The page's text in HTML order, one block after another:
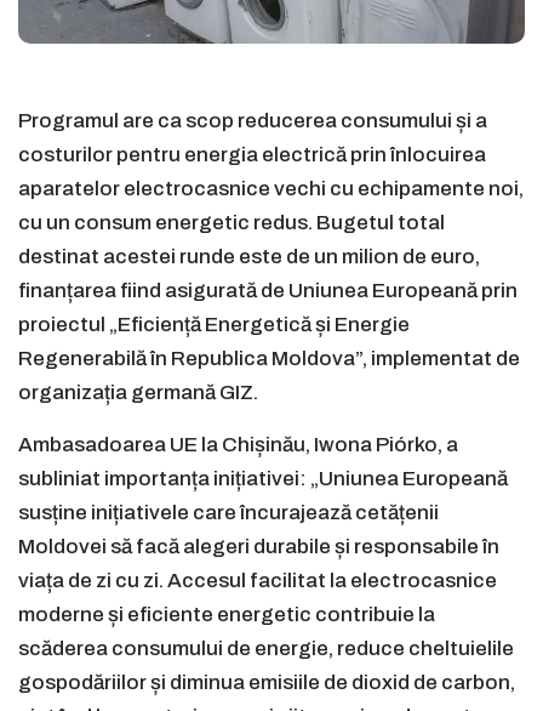
Programul are ca scop reducerea consumului și a
costurilor pentru energia electrică prin înlocuirea
aparatelor electrocasnice vechi cu echipamente noi,
cu un consum energetic redus. Bugetul total
destinat acestei runde este de un milion de euro,
finanțarea fiind asigurată de Uniunea Europeană prin
proiectul „Eficiență Energetică și Energie
Regenerabilă în Republica Moldova”, implementat de
organizația germană GIZ.
Ambasadoarea UE la Chișinău, Iwona Piórko, a
subliniat importanța inițiativei: „Uniunea Europeană
susține inițiativele care încurajează cetățenii
Moldovei să facă alegeri durabile și responsabile în
viața de zi cu zi. Accesul facilitat la electrocasnice
moderne și eficiente energetic contribuie la
scăderea consumului de energie, reduce cheltuielile
gospodăriilor și diminua emisiile de dioxid de carbon,